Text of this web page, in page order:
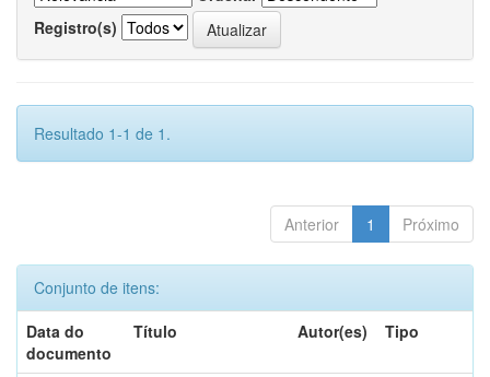
Registro(s)
Resultado 1-1 de 1.
Anterior 1 Próximo
Conjunto de itens:
Data do
documento
Título Autor(es) Tipo